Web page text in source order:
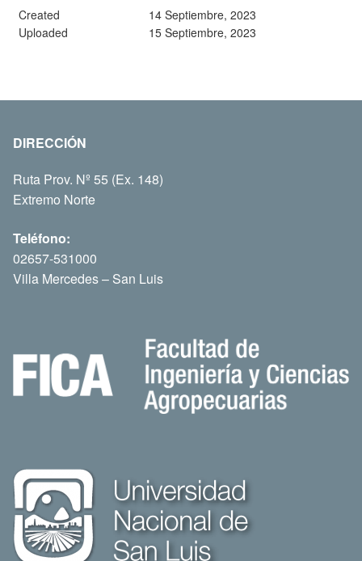
Created
14 Septiembre, 2023
Uploaded
15 Septiembre, 2023
DIRECCIÓN
Ruta Prov. Nº 55 (Ex. 148)
Extremo Norte
Teléfono:
02657-531000
Villa Mercedes – San Luis